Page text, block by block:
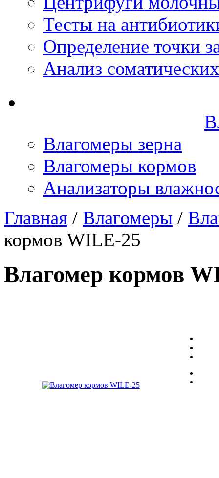
Тесты на
Определение точки
Анализ
Влагомеры зерна
Влагомеры кормов
Анализаторы
Главная / Влагомеры /
кормов WILE-25
Влагомер кормов